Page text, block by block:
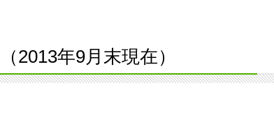
（2013年9月末現在）